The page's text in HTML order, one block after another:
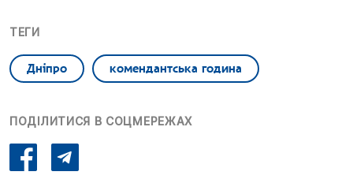
ТЕГИ
Дніпро комендантська година
ПОДІЛИТИСЯ В СОЦМЕРЕЖАХ